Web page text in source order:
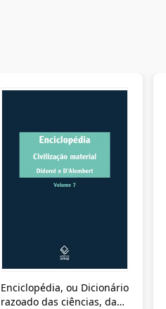
Enciclopédia, ou Dicionário
razoado das ciências, das